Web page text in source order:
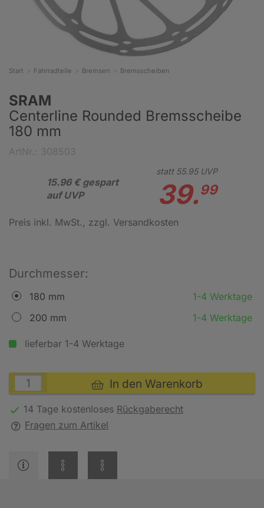
Start Fahrradteile Bremsen Bremsscheiben
SRAM
Centerline Rounded Bremsscheibe
180 mm
15.96 € gespart
auf UVP
statt 55.95UVP
39.99
Preis inkl. MwSt., zzgl. Versandkosten
Durchmesser:
180 mm
1-4 Werktage
200 mm
1-4 Werktage
lieferbar 1-4 Werktage
In den Warenkorb
14 Tage kostenloses Rückgaberecht
Fragen zum Artikel